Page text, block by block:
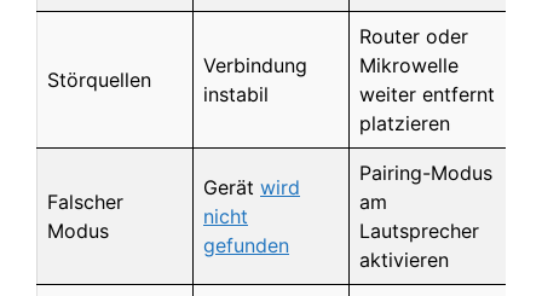
Störquellen
Verbindung
instabil
Router oder
Mikrowelle
weiter entfernt
platzieren
Falscher
Modus
Gerät wird
nicht
gefunden
Pairing-Modus
am
Lautsprecher
aktivieren